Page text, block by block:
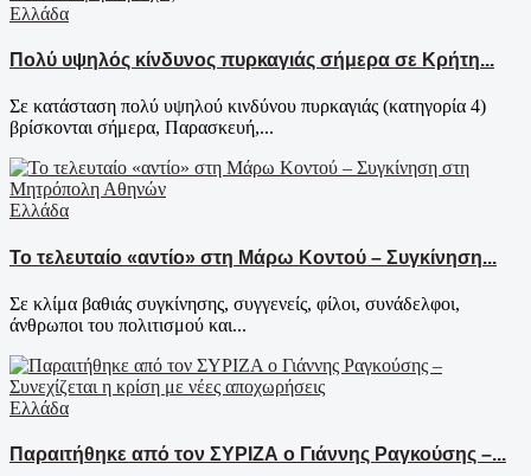
Ελλάδα
Πολύ υψηλός κίνδυνος πυρκαγιάς σήμερα σε Κρήτη...
Σε κατάσταση πολύ υψηλού κινδύνου πυρκαγιάς (κατηγορία 4)
βρίσκονται σήμερα, Παρασκευή,...
Ελλάδα
Το τελευταίο «αντίο» στη Μάρω Κοντού – Συγκίνηση...
Σε κλίμα βαθιάς συγκίνησης, συγγενείς, φίλοι, συνάδελφοι,
άνθρωποι του πολιτισμού και...
Ελλάδα
Παραιτήθηκε από τον ΣΥΡΙΖΑ ο Γιάννης Ραγκούσης –...